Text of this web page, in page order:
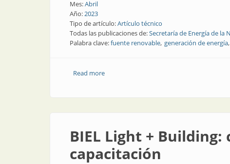
Mes:Abril
Año:2023
Tipo de artículo:Artículo técnico
Todas las publicaciones de:Secretaría de Energía de la
Palabra clave:fuente renovable generación de energía
Read moreabout Geotermia en Argentina: ¿dónde y
BIEL Light +
capacitación